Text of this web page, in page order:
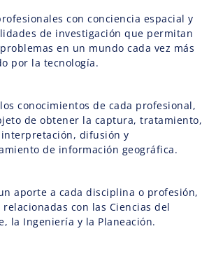
con conciencia espacial y
de investigación que permitan
en un mundo cada vez más
por la tecnología.
conocimientos de cada profesional,
de obtener la captura, tratamiento,
difusión y
de información geográfica.
aporte a cada disciplina o profesión,
relacionadas con las Ciencias del
la Ingeniería y la Planeación.